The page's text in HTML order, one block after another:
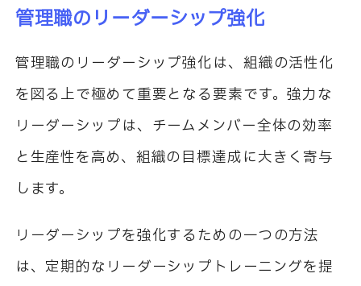
管理職のリーダーシップ強化
管理職のリーダーシップ強化は、組織の活性化
を図る上で極めて重要となる要素です。強力な
リーダーシップは、チームメンバー全体の効率
と生産性を高め、組織の目標達成に大きく寄与
します。
リーダーシップを強化するための一つの方法
は、定期的なリーダーシップトレーニングを提